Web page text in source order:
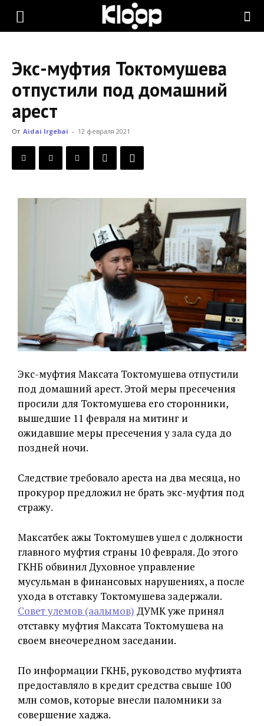
KLOOP.KG
Новости
Кыргызстана
Экс-муфтия Токтомушева
отпустили под домашний
арест
От Aidai Irgebai - 12 февраля 2021
Экс-муфтия Максата Токтомушева отпустили
под домашний арест. Этой меры пресечения
просили для Токтомушева его сторонники,
вышедшие 11 февраля на митинг и
ожидавшие меры пресечения у зала суда до
поздней ночи.
Следствие требовало ареста на два месяца, но
прокурор предложил не брать экс-муфтия под
стражу.
Максатбек ажы Токтомушев ушел с должности
главного муфтия страны 10 февраля. До этого
ГКНБ обвинил Духовное управление
мусульман в финансовых нарушениях, а после
ухода в отставку Токтомушева задержали.
Совет улемов (аалымов) ДУМК уже принял
отставку муфтия Максата Токтомушева на
своем внеочередном заседании.
По информации ГКНБ, руководство муфтията
предоставляло в кредит средства свыше 100
млн сомов, которые внесли паломники за
совершение хаджа.